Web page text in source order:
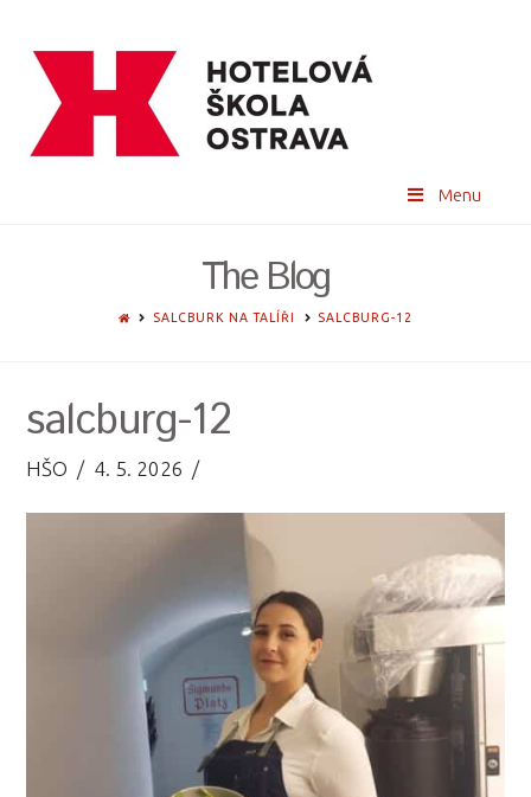
Menu
The Blog
HOMESALCBURK NA TALÍŘI SALCBURG-12
salcburg-12
HŠO 4. 5. 2026